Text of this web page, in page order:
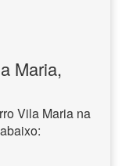
Maria,
Vila Maria na